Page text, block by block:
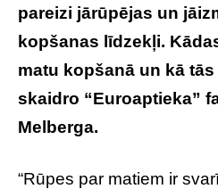
pareizi jārūpējas un
kopšanas līdzekļi.
matu kopšanā un kā
skaidro “Euroaptieka”
Melberga.
“Rūpes par matiem ir